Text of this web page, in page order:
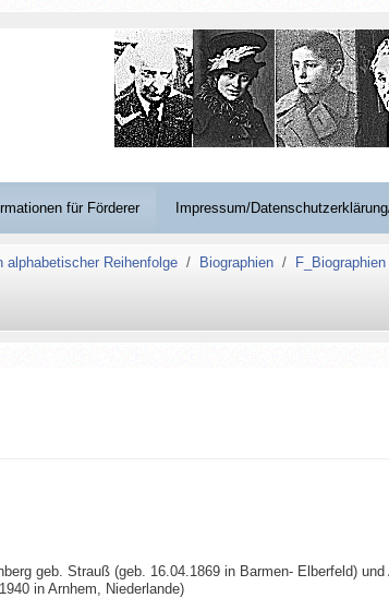
für Förderer Impressum/
alphabetischer Reihenfolge Biographien F_Biographien
geb. Strauß (geb. 16.04.1869 in Barmen- Elberfeld)
in Arnhem, Niederlande)